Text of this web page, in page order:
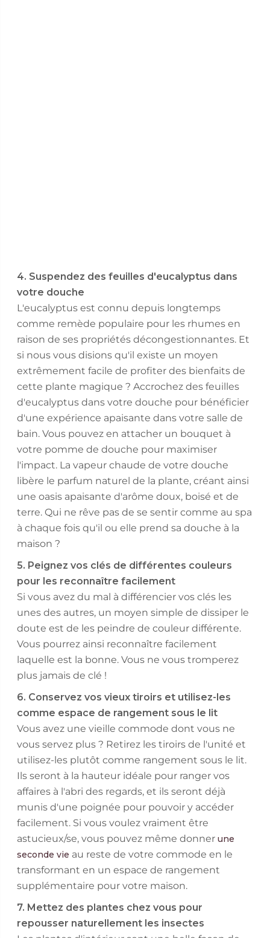
4. Suspendez des feuilles d'eucalyptus dans
votre douche
L'eucalyptus est connu depuis longtemps
comme remède populaire pour les rhumes en
raison de ses propriétés décongestionnantes. Et
si nous vous disions qu'il existe un moyen
extrêmement facile de profiter des bienfaits de
cette plante magique ? Accrochez des feuilles
d'eucalyptus dans votre douche pour bénéficier
d'une expérience apaisante dans votre salle de
bain. Vous pouvez en attacher un bouquet à
votre pomme de douche pour maximiser
l'impact. La vapeur chaude de votre douche
libère le parfum naturel de la plante, créant ainsi
une oasis apaisante d'arôme doux, boisé et de
terre. Qui ne rêve pas de se sentir comme au spa
à chaque fois qu'il ou elle prend sa douche à la
maison ?
5. Peignez vos clés de différentes couleurs
pour les reconnaître facilement
Si vous avez du mal à différencier vos clés les
unes des autres, un moyen simple de dissiper le
doute est de les peindre de couleur différente.
Vous pourrez ainsi reconnaître facilement
laquelle est la bonne. Vous ne vous tromperez
plus jamais de clé !
6. Conservez vos vieux tiroirs et utilisez-les
comme espace de rangement sous le lit
Vous avez une vieille commode dont vous ne
vous servez plus ? Retirez les tiroirs de l'unité et
utilisez-les plutôt comme rangement sous le lit.
Ils seront à la hauteur idéale pour ranger vos
affaires à l'abri des regards, et ils seront déjà
munis d'une poignée pour pouvoir y accéder
facilement. Si vous voulez vraiment être
astucieux/se, vous pouvez même donner une
seconde vie au reste de votre commode en le
transformant en un espace de rangement
supplémentaire pour votre maison.
7. Mettez des plantes chez vous pour
repousser naturellement les insectes